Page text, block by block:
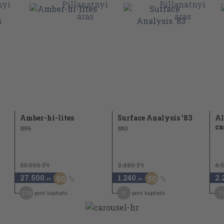
Amber-hi-lites
1996
55.000 Ft
27.500 ,-Ft 50
pont kapható
Surface Analysis '83
1983
2.480 Ft
1.240 ,-Ft 50
pont kapható